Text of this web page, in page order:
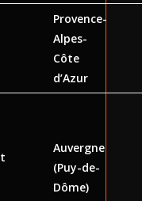
Provence-
Alpes-
Côte
d’Azur
Auvergne
(Puy-de-
Dôme)